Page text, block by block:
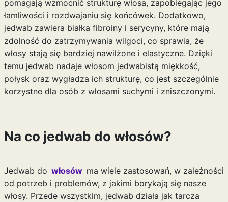
pomagają wzmocnić strukturę włosa, zapobiegając jego
łamliwości i rozdwajaniu się końcówek. Dodatkowo,
jedwab zawiera białka fibroiny i serycyny, które mają
zdolność do zatrzymywania wilgoci, co sprawia, że
włosy stają się bardziej nawilżone i elastyczne. Dzięki
temu jedwab nadaje włosom jedwabistą miękkość,
połysk oraz wygładza ich strukturę, co jest szczególnie
korzystne dla osób z włosami suchymi i zniszczonymi.
Na co jedwab do włosów?
Jedwab do włosów ma wiele zastosowań, w zależności
od potrzeb i problemów, z jakimi borykają się nasze
włosy. Przede wszystkim, jedwab działa jak tarcza